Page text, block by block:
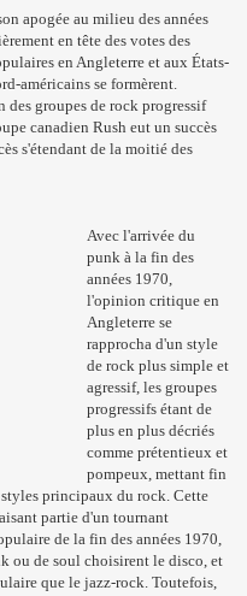
apogée au milieu des années
en tête des votes des
en Angleterre et aux États-
américains se formèrent.
groupes de rock progressif
canadien Rush eut un succès
s'étendant de la moitié des
Avec l'arrivée du
punk à la fin des
années 1970,
l'opinion critique en
Angleterre se
rapprocha d'un style
de rock plus simple et
agressif, les groupes
progressifs étant de
plus en plus décriés
comme prétentieux et
pompeux, mettant fin
principaux du rock. Cette
partie d'un tournant
de la fin des années 1970,
ou de soul choisirent le disco, et
que le jazz-rock. Toutefois,